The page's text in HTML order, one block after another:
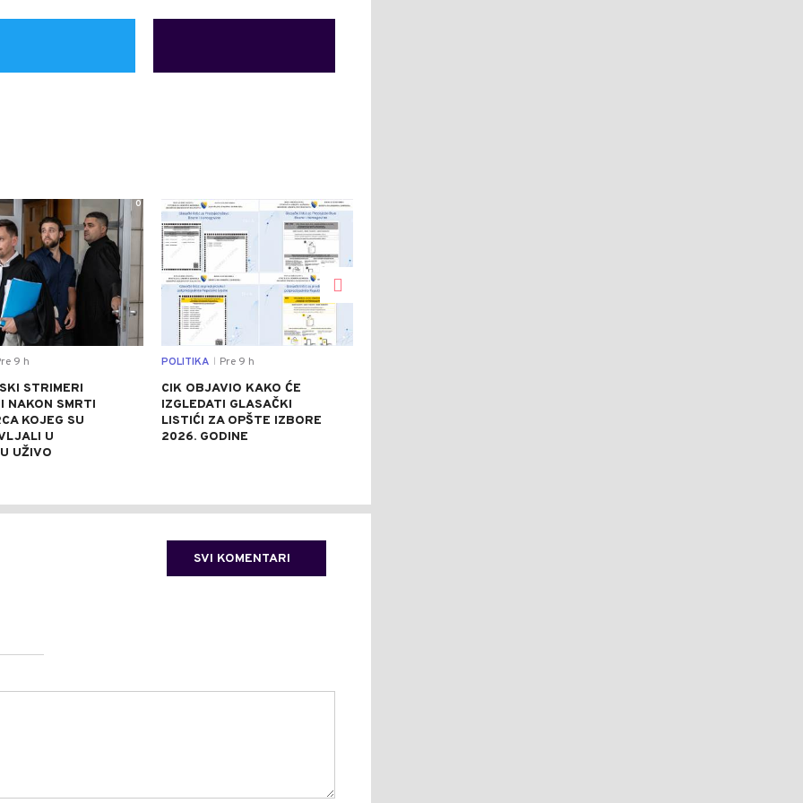
0
9 h
STRIMERI
NAKON SMRTI
KOJEG SU
U
UŽIVO
0
POLITIKA Pre 9 h
CIK OBJAVIO KAKO ĆE
IZGLEDATI GLASAČKI
LISTIĆI ZA OPŠTE IZBORE
2026. GODINE
SVI KOMENTARI